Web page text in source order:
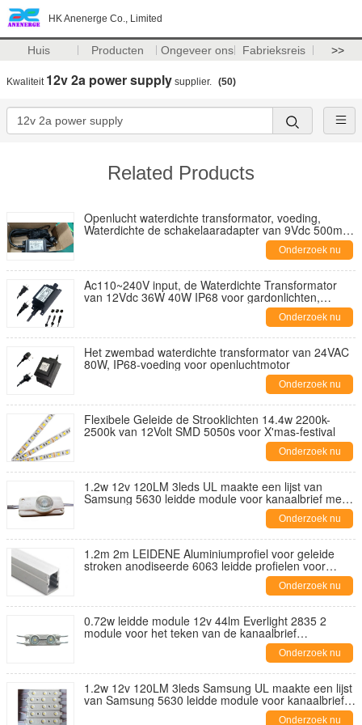
HK Anenerge Co., Limited
Huis Producten Ongeveer ons Fabrieksreis >>
Kwaliteit 12v 2a power supply supplier. (50)
Related Products
Openlucht waterdichte transformator, voeding,
Waterdichte de schakelaaradapter van 9Vdc 500mah
Onderzoek nu
Ac110~240V input, de Waterdichte Transformator
van 12Vdc 36W 40W IP68 voor gardonlichten,
Onderzoek nu
Het zwembad waterdichte transformator van 24VAC
80W, IP68-voeding voor openluchtmotor
Onderzoek nu
Flexibele Geleide de Strooklichten 14.4w 2200k-
2500k van 12Volt SMD 5050s voor X'mas-festival
Onderzoek nu
1.2w 12v 120LM 3leds UL maakte een lijst van
Samsung 5630 leidde module voor kanaalbrief met
Onderzoek nu
1.2m 2m LEIDENE Aluminiumprofiel voor geleide
stroken anodiseerde 6063 leidde profielen voor
Onderzoek nu
0.72w leidde module 12v 44lm Everlight 2835 2
module voor het teken van de kanaalbrief
Onderzoek nu
1.2w 12v 120LM 3leds Samsung UL maakte een lijst
van Samsung 5630 leidde module voor kanaalbrief
Onderzoek nu